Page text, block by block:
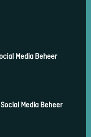
Media Beheer
Media Beheer